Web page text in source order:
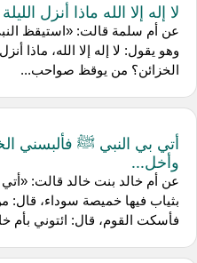
لا إله إلا الله ماذا أنزل
عن ‌أم سلمة قالت: «استيقظ
وهو يقول: لا إله إلا الله، ماذا
الخزائن؟ من يوقظ صواحب...
أتي بي النبي ﷺ فألبسني
وأخل...
عن أم خالد بنت خالد قالت:
بثياب فيها خميصة سوداء، قال:
فأسكت القوم، قال: ائتوني بأم